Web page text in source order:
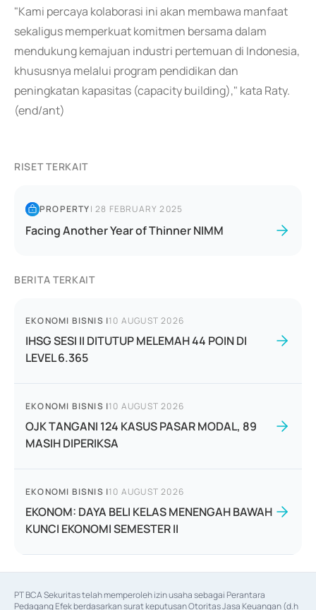
"Kami percaya kolaborasi ini akan membawa manfaat
sekaligus memperkuat komitmen bersama dalam
mendukung kemajuan industri pertemuan di Indonesia,
khususnya melalui program pendidikan dan
peningkatan kapasitas (capacity building)," kata Raty.
(end/ant)
RISET TERKAIT
PROPERTY|28 FEBRUARY 2025
Facing Another Year of Thinner NIMM
BERITA TERKAIT
EKONOMI BISNIS |10 AUGUST 2026
IHSG SESI II DITUTUP MELEMAH 44 POIN DI
LEVEL 6.365
EKONOMI BISNIS |10 AUGUST 2026
OJK TANGANI 124 KASUS PASAR MODAL, 89
MASIH DIPERIKSA
EKONOMI BISNIS |10 AUGUST 2026
EKONOM: DAYA BELI KELAS MENENGAH BAWAH
KUNCI EKONOMI SEMESTER II
PT BCA Sekuritas telah memperoleh izin usaha sebagai Perantara
Pedagang Efek berdasarkan surat keputusan Otoritas Jasa Keuangan (d.h